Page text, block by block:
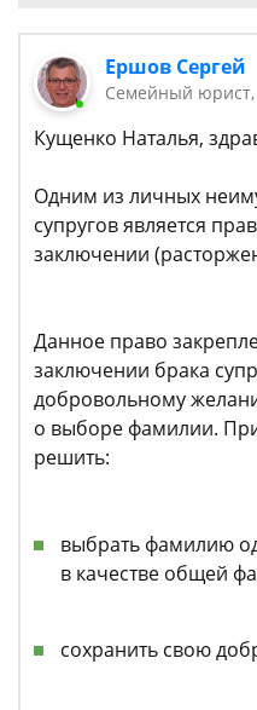
Ершов Сергей
Семейный юрист,
Кущенко Наталья,
Одним из личных
супругов является
заключении
Данное право
заключении брака
добровольному
о выборе фамилии.
решить:
выбрать фамилию
в качестве общей
сохранить свою